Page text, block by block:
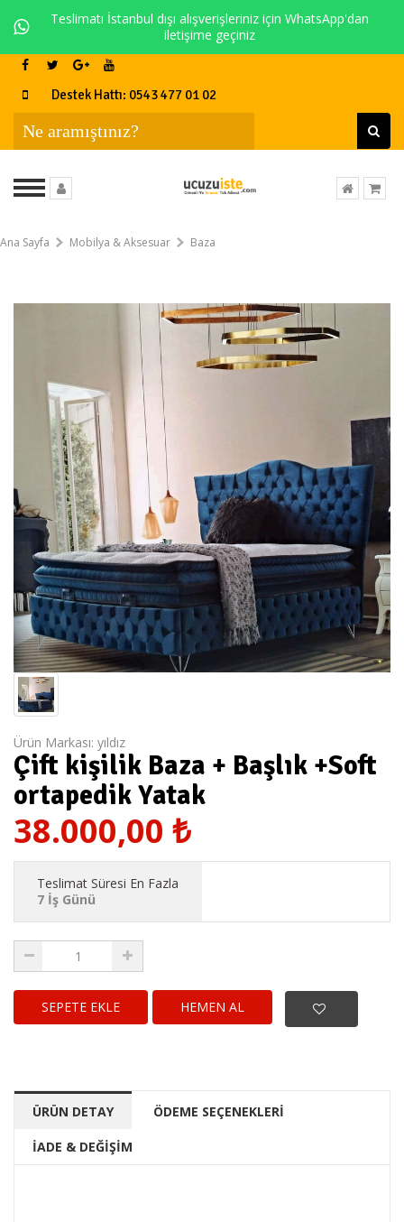
Teslimatı İstanbul dışı alışverişleriniz için WhatsApp'dan
iletişime geçiniz
Destek Hattı: 0543 477 01 02
Ana Sayfa Mobilya & Aksesuar Baza
Ürün Markası: yıldız
Çift kişilik Baza + Başlık +Soft
ortapedik Yatak
38.000,00 ₺
Teslimat Süresi En Fazla
7 İş Günü
HEMEN AL
ÜRÜN DETAY ÖDEME SEÇENEKLERİ
İADE & DEĞİŞİM